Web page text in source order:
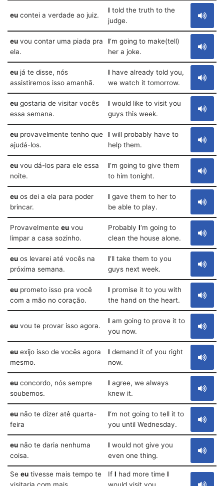
eu contei a verdade ao juiz.
I told the truth to the
judge.
eu vou contar uma piada pra
ela.
I‘m going to make(tell)
her a joke.
eu já te disse, nós
assistiremos isso amanhã.
I have already told you,
we watch it tomorrow.
eu gostaria de visitar vocês
essa semana.
I would like to visit you
guys this week.
eu provavelmente tenho que
ajudá-los.
I will probably have to
help them.
eu vou dá-los para ele essa
noite.
I‘m going to give them
to him tonight.
eu os dei a ela para poder
brincar.
I gave them to her to
be able to play.
Provavelmente eu vou
limpar a casa sozinho.
Probably I‘m going to
clean the house alone.
eu os levarei até vocês na
próxima semana.
I‘ll take them to you
guys next week.
eu prometo isso pra você
com a mão no coração.
I promise it to you with
the hand on the heart.
eu vou te provar isso agora.
I am going to prove it to
you now.
eu exijo isso de vocês agora
mesmo.
I demand it of you right
now.
eu concordo, nós sempre
soubemos.
I agree, we always
knew it.
eu não te dizer atê quarta-
feira
I‘m not going to tell it to
you until Wednesday.
eu não te daria nenhuma
coisa.
I would not give you
even one thing.
Se eu tivesse mais tempo te
If I had more time I